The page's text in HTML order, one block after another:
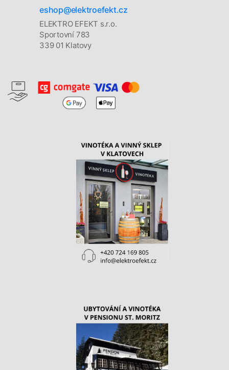
eshop@elektroefekt.cz
ELEKTRO EFEKT s.r.o.
Sportovní 783
339 01 Klatovy